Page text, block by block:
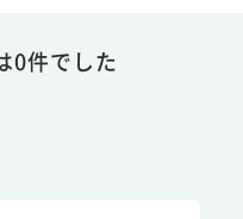
0件でした